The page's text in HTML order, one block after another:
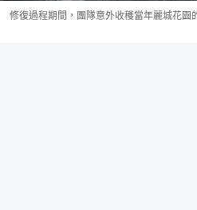
修復過程期間，團隊意外收穫當年麗城花園